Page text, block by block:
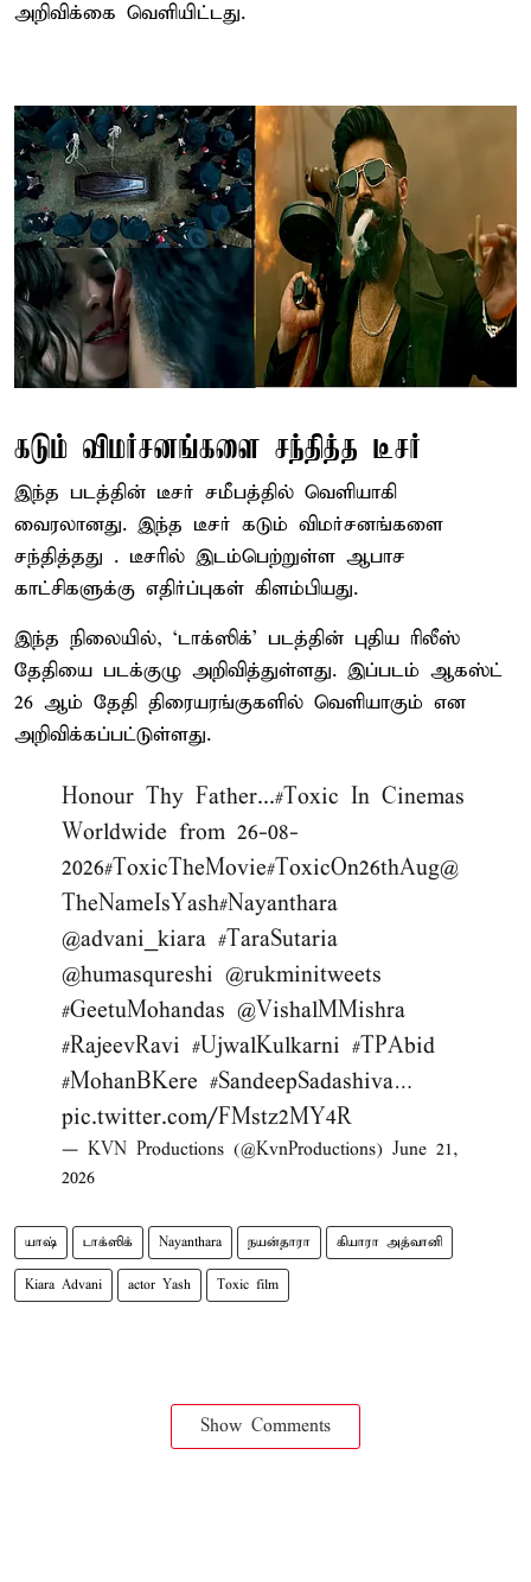
அறிவிக்கை வெளியிட்டது.
கடும் விமர்சனங்களை சந்தித்த டீசர்
இந்த படத்தின் டீசர் சமீபத்தில் வெளியாகி
வைரலானது. இந்த டீசர் கடும் விமர்சனங்களை
சந்தித்தது . டீசரில் இடம்பெற்றுள்ள ஆபாச
காட்சிகளுக்கு எதிர்ப்புகள் கிளம்பியது.
இந்த நிலையில், ‘டாக்ஸிக்’ படத்தின் புதிய ரிலீஸ்
தேதியை படக்குழு அறிவித்துள்ளது. இப்படம் ஆகஸ்ட்
26 ஆம் தேதி திரையரங்குகளில் வெளியாகும் என
அறிவிக்கப்பட்டுள்ளது.
Honour Thy Father...#Toxic In Cinemas
Worldwide from 26-08-
2026#ToxicTheMovie#ToxicOn26thAug@
TheNameIsYash#Nayanthara
@advani_kiara #TaraSutaria
@humasqureshi @rukminitweets
#GeetuMohandas @VishalMMishra
#RajeevRavi #UjwalKulkarni #TPAbid
#MohanBKere #SandeepSadashiva…
pic.twitter.com/FMstz2MY4R
— KVN Productions (@KvnProductions) June 21,
2026
யாஷ் டாக்ஸிக் Nayanthara நயன்தாரா கியாரா அத்வானி
Kiara Advani actor Yash Toxic film
Show Comments